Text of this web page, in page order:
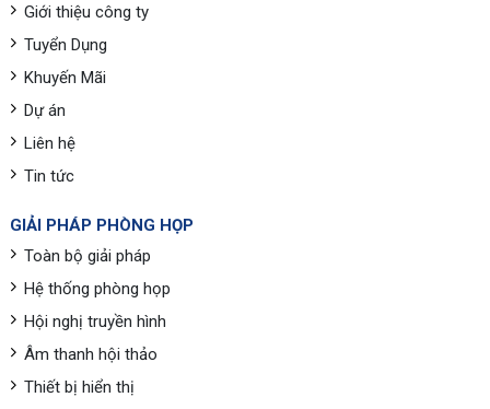
Giới thiệu công ty
Tuyển Dụng
Khuyến Mãi
Dự án
Liên hệ
Tin tức
GIẢI PHÁP PHÒNG HỌP
Toàn bộ giải pháp
Hệ thống phòng họp
Hội nghị truyền hình
Âm thanh hội thảo
Thiết bị hiển thị